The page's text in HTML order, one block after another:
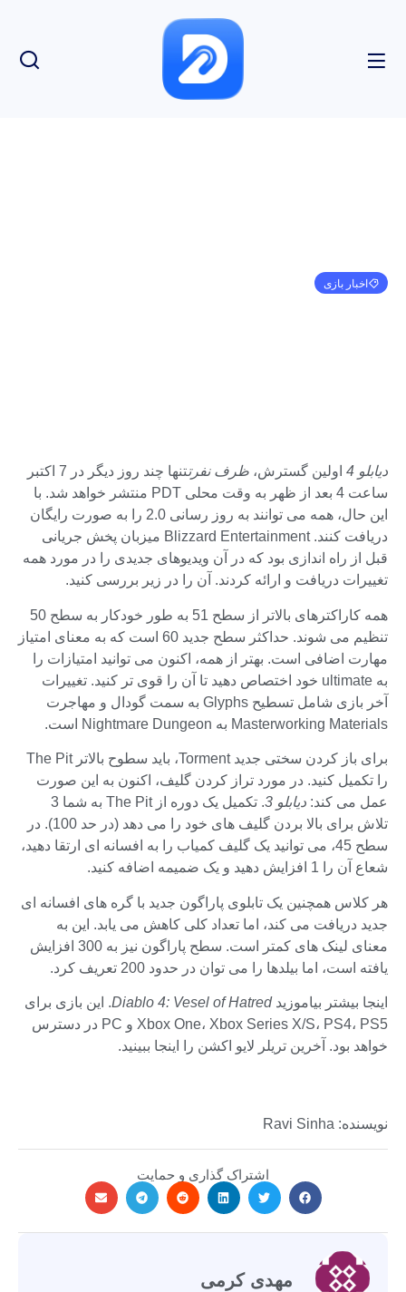
اخبار بازی
دیابلو 4 اولین گسترش، ظرف نفرت
تنها چند روز دیگر در 7 اکتبر
ساعت 4 بعد از ظهر به وقت محلی PDT منتشر خواهد شد. با
این حال، همه می توانند به روز رسانی 2.0 را به صورت رایگان
دریافت کنند. Blizzard Entertainment میزبان پخش جریانی
قبل از راه اندازی بود که در آن ویدیوهای جدیدی را در مورد همه
تغییرات دریافت و ارائه کردند. آن را در زیر بررسی کنید.
همه کاراکترهای بالاتر از سطح 51 به طور خودکار به سطح 50
تنظیم می شوند. حداکثر سطح جدید 60 است که به معنای امتیاز
مهارت اضافی است. بهتر از همه، اکنون می توانید امتیازات را
به ultimate خود اختصاص دهید تا آن را قوی تر کنید. تغییرات
آخر بازی شامل تسطیح Glyphs به سمت گودال و مهاجرت
Masterworking Materials به Nightmare Dungeon است.
برای باز کردن سختی جدید Torment، باید سطوح بالاتر The Pit
را تکمیل کنید. در مورد تراز کردن گلیف، اکنون به این صورت
عمل می کند: دیابلو 3
. تکمیل یک دوره از The Pit به شما 3
تلاش برای بالا بردن گلیف های خود را می دهد (در حد 100). در
سطح 45، می توانید یک گلیف کمیاب را به افسانه ای ارتقا دهید،
شعاع آن را 1 افزایش دهید و یک ضمیمه اضافه کنید.
هر کلاس همچنین یک تابلوی پاراگون جدید با گره های افسانه ای
جدید دریافت می کند، اما تعداد کلی کاهش می یابد. این به
معنای لینک های کمتر است. سطح پاراگون نیز به 300 افزایش
یافته است، اما بیلدها را می توان در حدود 200 تعریف کرد.
اینجا بیشتر بیاموزیدDiablo 4: Vesel of Hatred. این بازی برای
Xbox One، Xbox Series X/S، PS4، PS5 و PC در دسترس
خواهد بود. آخرین تریلر لایو اکشن را اینجا ببینید.
نویسنده: Ravi Sinha
اشتراک گذاری و حمایت
مهدی کرمی